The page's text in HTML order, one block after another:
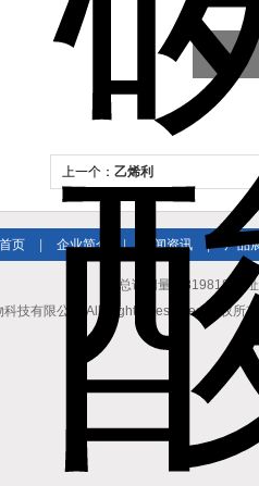
上一个： 乙烯利
首页 企业简介 | 新闻资讯 | 产品
总访问量：819818 地
科技有限公司 All Rights Reserved 版权所